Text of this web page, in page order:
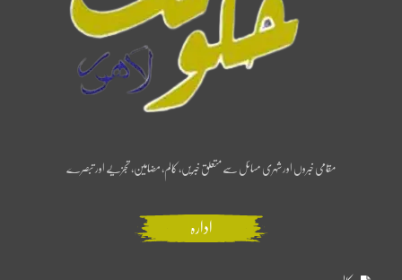
مقامی خبروں اور شہری مسائل سے متعلق خبریں، کالم، مضامین، تجزیے اور تبصرے
ادارہ